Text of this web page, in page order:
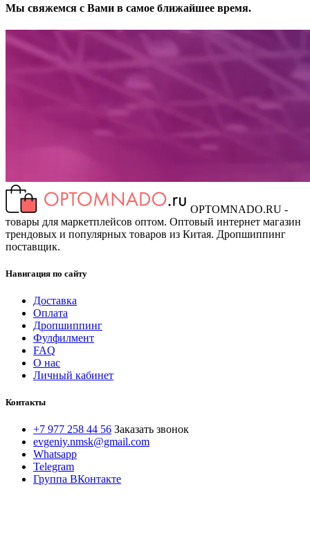
Мы свяжемся с Вами в самое ближайшее время.
OPTOMNADO.RU -
товары для маркетплейсов оптом. Оптовый интернет магазин
трендовых и популярных товаров из Китая. Дропшиппинг
поставщик.
Навигация по сайту
Доставка
Оплата
Дропшиппинг
Фулфилмент
FAQ
О нас
Личный кабинет
Контакты
+7 977 258 44 56 Заказать звонок
evgeniy.nmsk@gmail.com
Whatsapp
Telegram
Группа ВКонтакте